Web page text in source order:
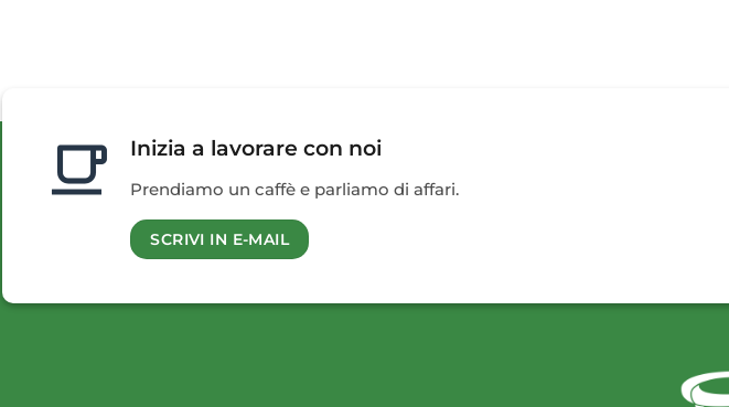
Inizia a lavorare con noi
Prendiamo un caffè e parliamo di affari.
SCRIVI IN E-MAIL